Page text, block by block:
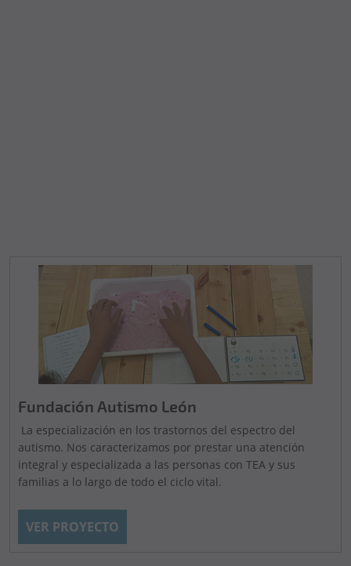
Fundación Autismo León
La especialización en los trastornos del espectro del
autismo. Nos caracterizamos por prestar una atención
integral y especializada a las personas con TEA y sus
familias a lo largo de todo el ciclo vital.
VER PROYECTO